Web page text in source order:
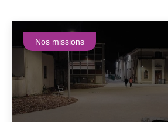
Nos missions